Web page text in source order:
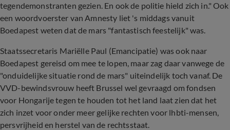
tegendemonstranten gezien. En ook de politie hield zich in." Ook
een woordvoerster van Amnesty liet 's middags vanuit
Boedapest weten dat de mars "fantastisch feestelijk" was.
Staatssecretaris Mariëlle Paul (Emancipatie) was ook naar
Boedapest gereisd om mee te lopen, maar zag daar vanwege de
"onduidelijke situatie rond de mars" uiteindelijk toch vanaf. De
VVD-bewindsvrouw heeft Brussel wel gevraagd om fondsen
voor Hongarije tegen te houden tot het land laat zien dat het
zich inzet voor onder meer gelijke rechten voor lhbti-mensen,
persvrijheid en herstel van de rechtsstaat.